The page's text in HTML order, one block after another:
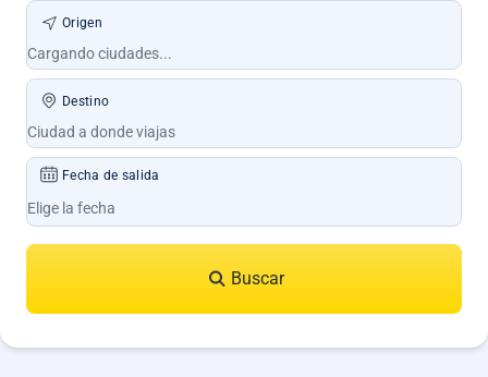
Origen
Destino
Fecha de salida
Buscar